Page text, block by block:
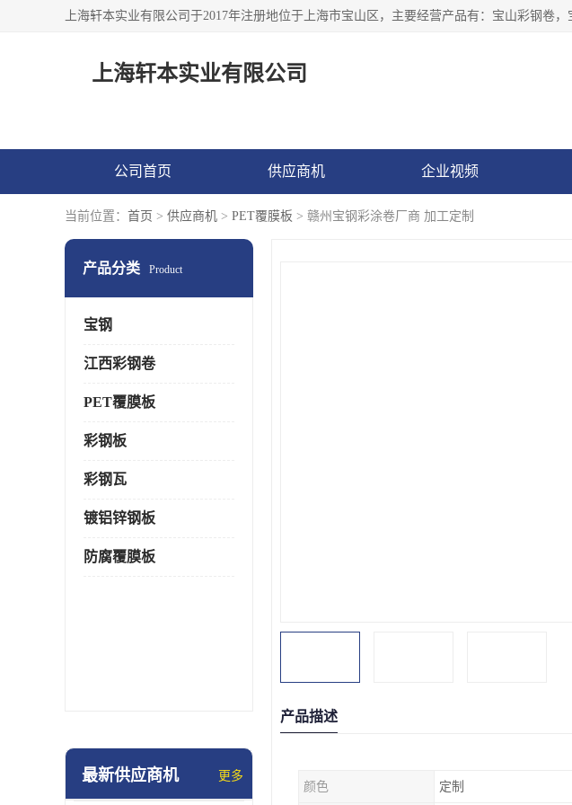
上海轩本实业有限公司
公司首页 供应商机 企业视频
当前位置： 首页 > 供应商机 > PET覆膜板 > 赣州宝钢彩涂卷厂商 加工定制
产品分类 Product
宝钢
江西彩钢卷
PET覆膜板
彩钢板
彩钢瓦
镀铝锌钢板
防腐覆膜板
最新供应商机 更多
产品描述
颜色 定制